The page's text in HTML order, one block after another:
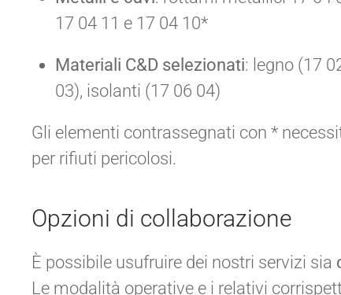
17 04 11 e 17 04 10*
Materiali C&D selezionati: legno (17
03), isolanti (17 06 04)
Gli elementi contrassegnati con *
per rifiuti pericolosi.
Opzioni di collaborazione
È possibile usufruire dei nostri servizi sia
Le modalità operative e i relativi